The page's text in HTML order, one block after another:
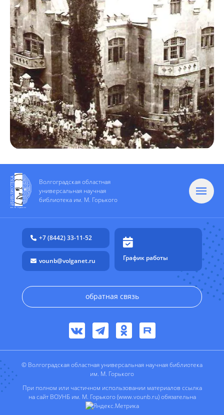
Волгоградская областная
универсальная научная
библиотека им. М. Горького
+7 (8442) 33-11-52
vounb@volganet.ru График работы
обратная связь
© Волгоградская областная универсальная научная библиотека
им. М. Горького
При полном или частичном использовании материалов ссылка
на сайт ВОУНБ им. М. Горького (www.vounb.ru) обязательна